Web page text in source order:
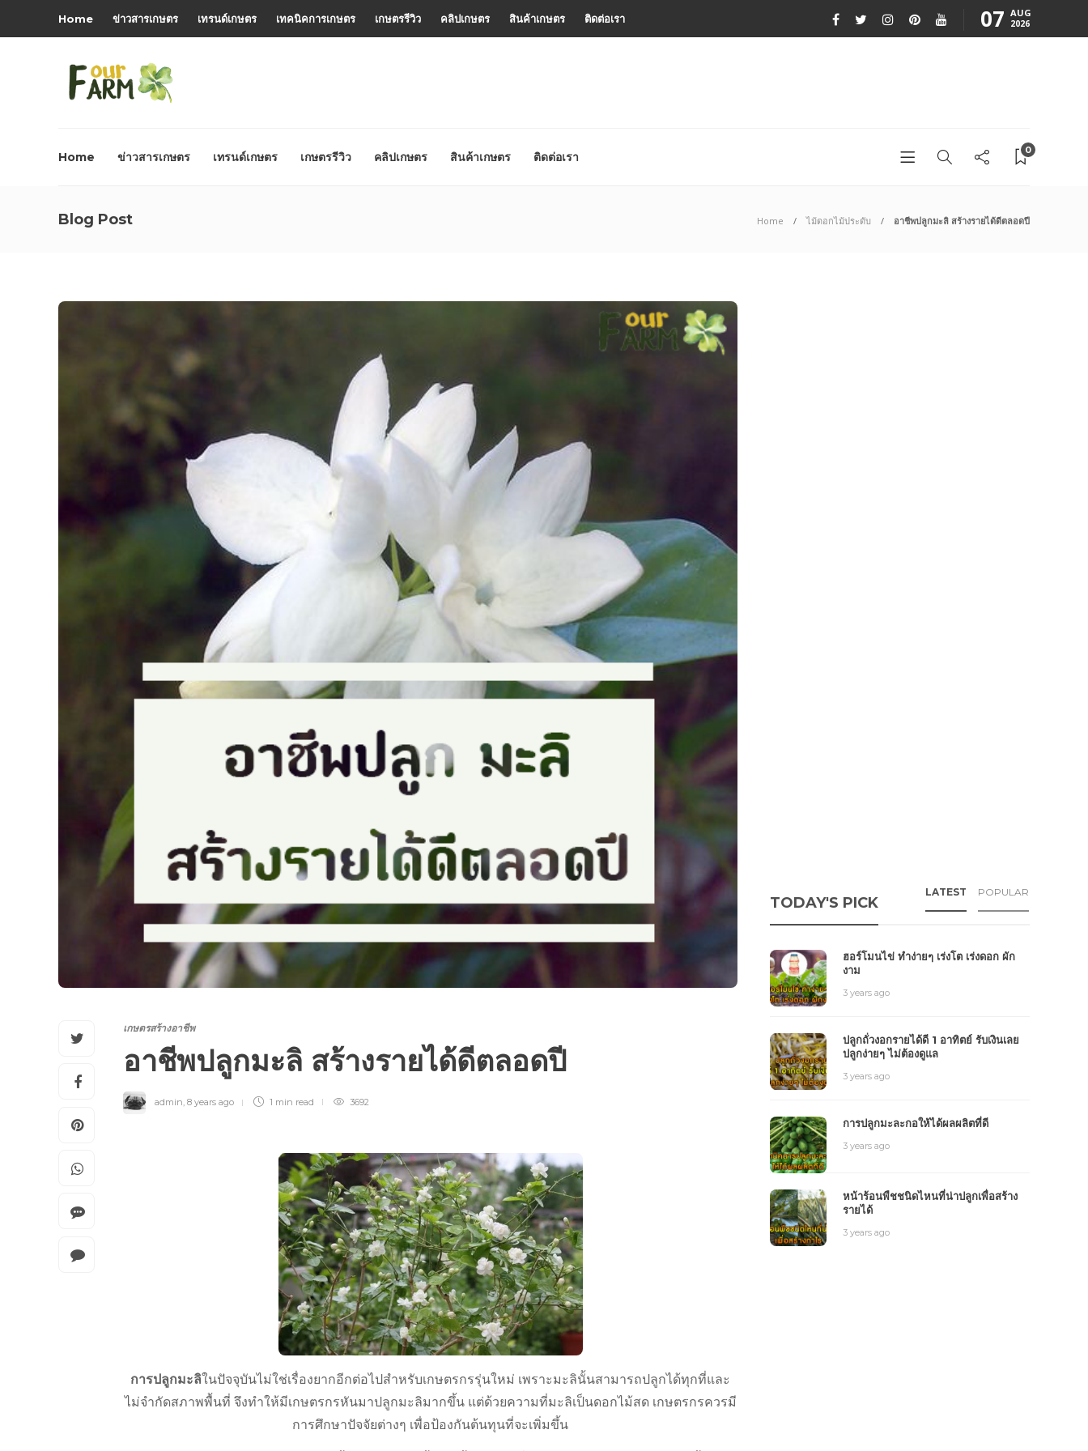
Home ข่าวสารเกษตร เทรนด์เกษตร เทคนิคการเกษตร เกษตรรีวิว คลิปเกษตร สินค้าเกษตร ติดต่อเรา 07 AUG
2026
Home ข่าวสารเกษตร เทรนด์เกษตร เกษตรรีวิว คลิปเกษตร สินค้าเกษตร ติดต่อเรา 0
Blog Post Home ไม้ดอกไม้ประดับ อาชีพปลูกมะลิ สร้างรายได้ดีตลอดปี
เกษตรสร้างอาชีพ
อาชีพปลูกมะลิ สร้างรายได้ดีตลอดปี
admin, 8 years ago 1 min read 3692
การปลูกมะลิในปัจจุบันไม่ใช่เรื่องยากอีกต่อไปสำหรับเกษตรกรรุ่นใหม่ เพราะมะลินั้นสามารถปลูกได้ทุกที่และ
ไม่จำกัดสภาพพื้นที่ จึงทำให้มีเกษตรกรหันมาปลูกมะลิมากขึ้น แต่ด้วยความที่มะลิเป็นดอกไม้สด เกษตรกรควรมี
การศึกษาปัจจัยต่างๆ เพื่อป้องกันต้นทุนที่จะเพิ่มขึ้น
TODAY'S PICK
LATEST POPULAR
ฮอร์โมนไข่ ทำง่ายๆ เร่งโต เร่งดอก ผัก
งาม
3 years ago
ปลูกถั่วงอกรายได้ดี 1 อาทิตย์ รับเงินเลย
ปลูกง่ายๆ ไม่ต้องดูแล
3 years ago
การปลูกมะละกอให้ได้ผลผลิตที่ดี
3 years ago
หน้าร้อนพืชชนิดไหนที่น่าปลูกเพื่อสร้าง
รายได้
3 years ago